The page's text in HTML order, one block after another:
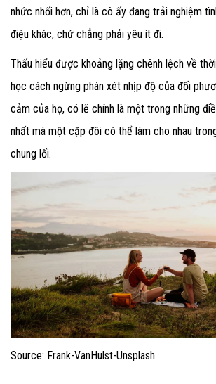
nhức nhối hơn, chỉ là cô ấy đang trải nghiệm
điệu khác, chứ chẳng phải yêu ít đi.
Thấu hiểu được khoảng lặng chênh lệch về
học cách ngừng phán xét nhịp độ của đối
cảm của họ, có lẽ chính là một trong những
nhất mà một cặp đôi có thể làm cho nhau
chung lối.
Source: Frank-VanHulst-Unsplash